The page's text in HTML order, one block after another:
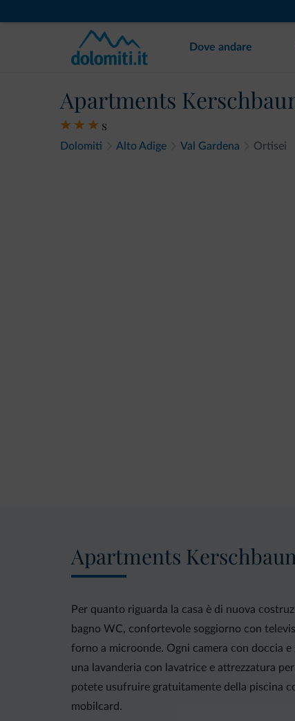
Dove andare
Apartments
s
Dolomiti Alto Adige Val Gardena Ortisei
Apartments
Per quanto riguarda la casa è di nuova
bagno WC, confortevole soggiorno con
forno a microonde. Ogni camera con doccia
una lavanderia con lavatrice e attrezzatura
potete usufruire gratuitamente della piscina
mobilcard.